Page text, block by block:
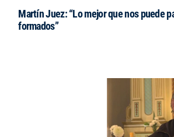
Martín Juez: “Lo mejor que nos puede
formados”